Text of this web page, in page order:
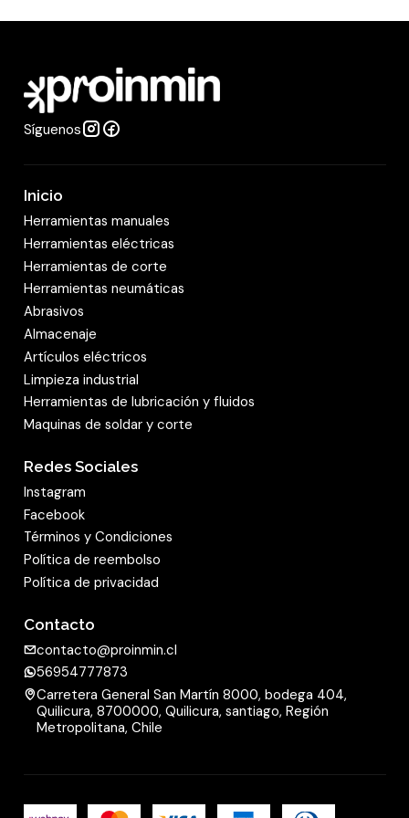
Tipo de cabeza : Punta-Corona
Dimensiones del producto : 190 mm.
Material : Cromo Vanadio mate
Peso : 112 grs.
d
Síguenos
Inicio
Herramientas manuales
Herramientas eléctricas
Herramientas de corte
Herramientas neumáticas
Abrasivos
Almacenaje
Artículos eléctricos
Limpieza industrial
Herramientas de lubricación y fluidos
Maquinas de soldar y corte
Redes Sociales
Instagram
Facebook
Términos y Condiciones
Política de reembolso
Política de privacidad
Contacto
contacto@proinmin.cl
56954777873
Carretera General San Martín 8000, bodega 404,
Quilicura, 8700000, Quilicura, santiago, Región
Metropolitana, Chile